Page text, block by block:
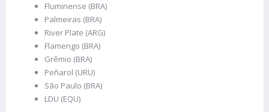
Fluminense (BRA)
Palmeiras (BRA)
River Plate (ARG)
Flamengo (BRA)
Grêmio (BRA)
Peñarol (URU)
São Paulo (BRA)
LDU (EQU)